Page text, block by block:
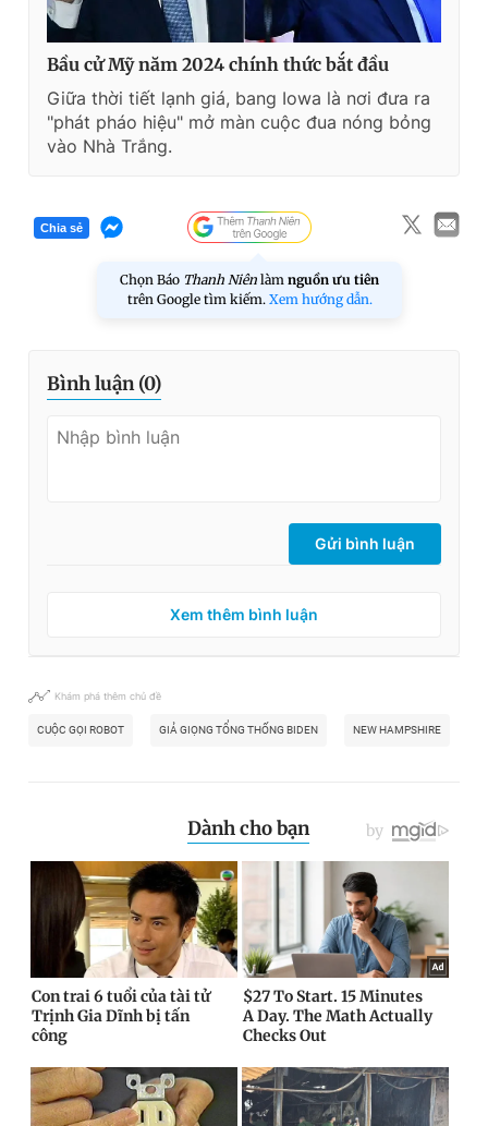
Bầu cử Mỹ năm 2024 chính thức bắt đầu
Giữa thời tiết lạnh giá, bang Iowa là nơi đưa ra
"phát pháo hiệu" mở màn cuộc đua nóng bỏng
vào Nhà Trắng.
Chia sẻ
Chọn Báo Thanh Niên làm nguồn ưu tiên
trên Google tìm kiếm. Xem hướng dẫn.
Bình luận (0)
Gửi bình luận
Xem thêm bình luận
Khám phá thêm chủ đề
CUỘC GỌI ROBOT GIẢ GIỌNG TỔNG THỐNG BIDEN NEW HAMPSHIRE